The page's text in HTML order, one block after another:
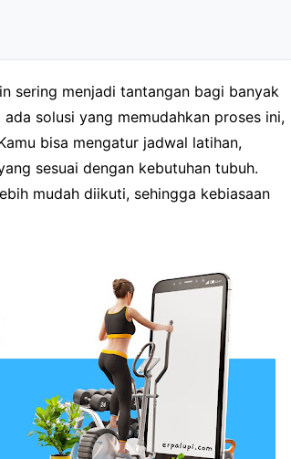
sering menjadi tantangan bagi banyak
solusi yang memudahkan proses ini,
bisa mengatur jadwal latihan,
sesuai dengan kebutuhan tubuh.
mudah diikuti, sehingga kebiasaan